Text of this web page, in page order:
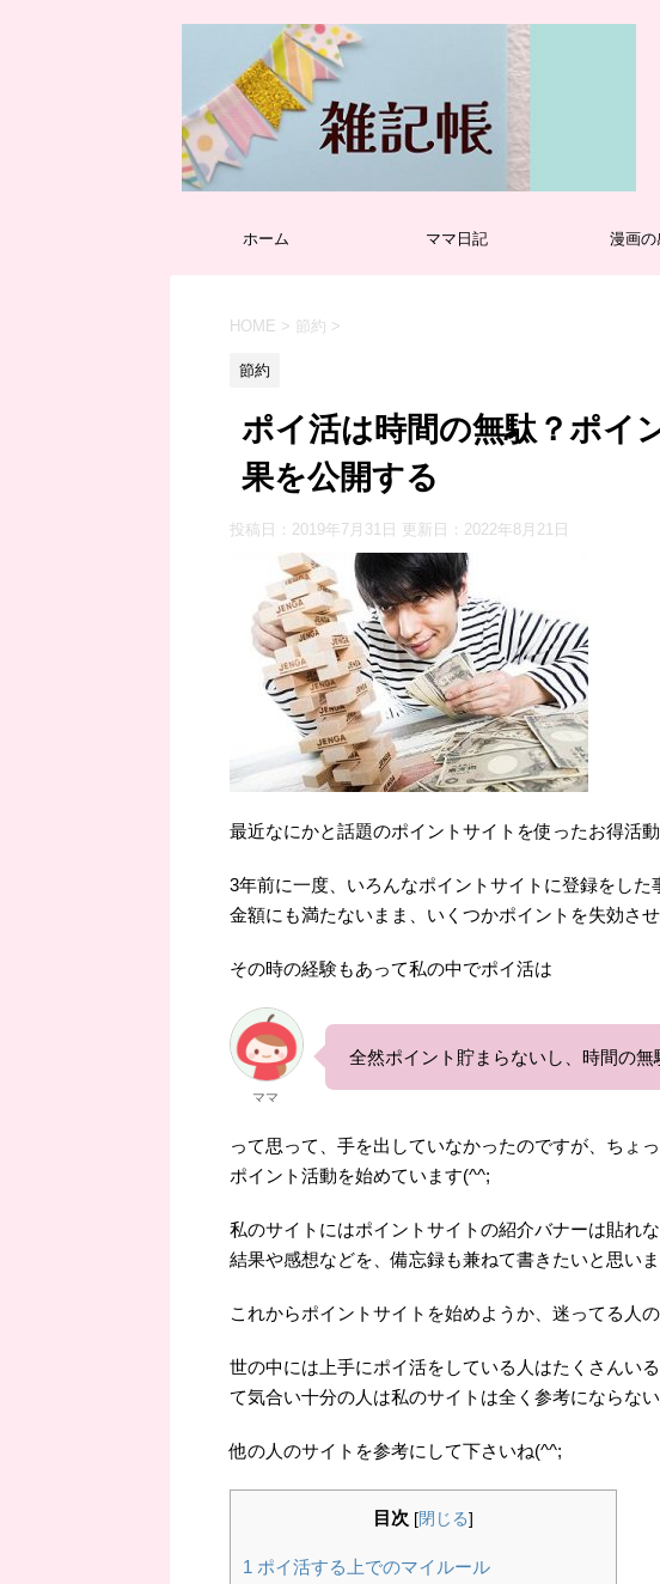
ホーム ママ日記 漫画の
HOME > 節約 >
節約
ポイ活は時間の無駄？ポイ
果を公開する
投稿日：2019年7月31日 更新日： 2022年8月21日
最近なにかと話題のポイントサイトを使ったお得活動
3年前に一度、いろんなポイントサイトに登録をし
金額にも満たないまま、いくつかポイントを失効させ
その時の経験もあって私の中でポイ活は
ママ
全然ポイント貯まらないし、時間の無
って思って、手を出していなかったのですが、ちょ
ポイント活動を始めています(^^;
私のサイトにはポイントサイトの紹介バナーは貼れ
結果や感想などを、備忘録も兼ねて書きたいと思いま
これからポイントサイトを始めようか、迷ってる人
世の中には上手にポイ活をしている人はたくさんい
て気合い十分の人は私のサイトは全く参考にならない
他の人のサイトを参考にして下さいね(^^;
目次 [閉じる]
1 ポイ活する上でのマイルール